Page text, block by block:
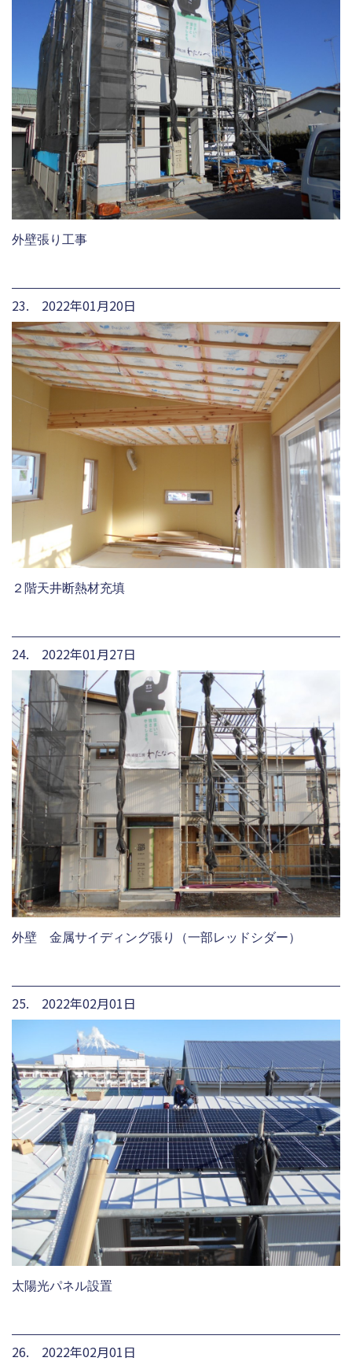
外壁張り工事
23. 2022年01月20日
２階天井断熱材充填
24. 2022年01月27日
外壁 金属サイディング張り（一部レッドシダー）
25. 2022年02月01日
太陽光パネル設置
26. 2022年02月01日